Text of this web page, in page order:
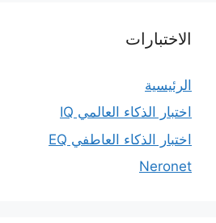
الاختبارات
الرئيسية
اختبار الذكاء العالمي IQ
اختبار الذكاء العاطفي EQ
Neronet